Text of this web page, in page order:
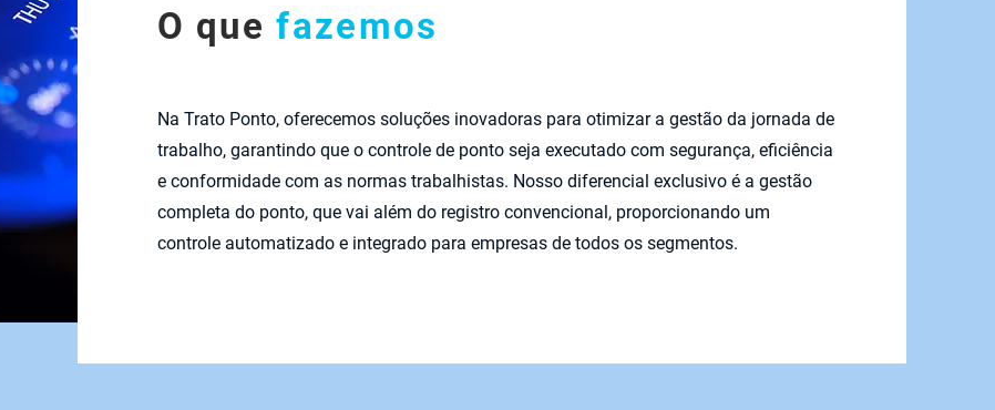
O quefazemos
Na Trato Ponto, oferecemos soluções inovadoras para otimizar a gestão da jornada de
trabalho, garantindo que o controle de ponto seja executado com segurança, eficiência
e conformidade com as normas trabalhistas. Nosso diferencial exclusivo é a gestão
completa do ponto, que vai além do registro convencional, proporcionando um
controle automatizado e integrado para empresas de todos os segmentos.